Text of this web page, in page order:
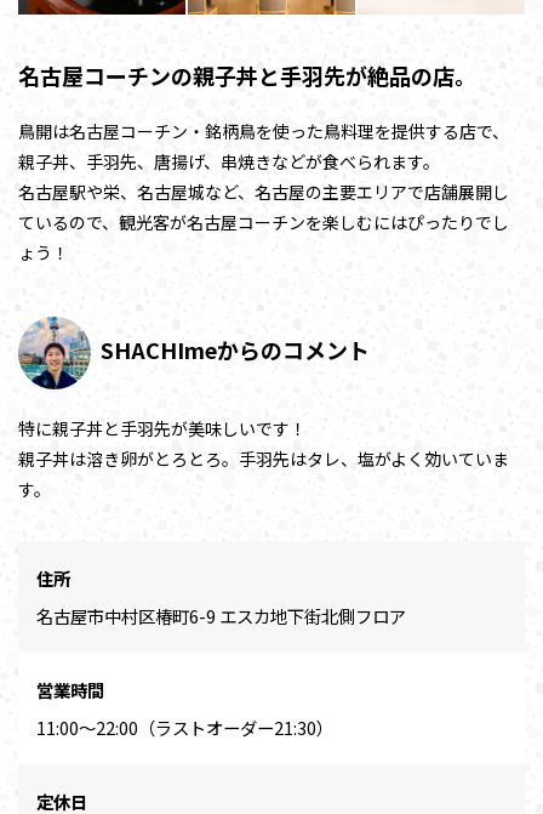
名古屋コーチンの親子丼と手羽先が絶品の店。
鳥開は名古屋コーチン・銘柄鳥を使った鳥料理を提供する店で、
親子丼、手羽先、唐揚げ、串焼きなどが食べられます。
名古屋駅や栄、名古屋城など、名古屋の主要エリアで店舗展開し
ているので、観光客が名古屋コーチンを楽しむにはぴったりでし
ょう！
SHACHImeからのコメント
特に親子丼と手羽先が美味しいです！
親子丼は溶き卵がとろとろ。手羽先はタレ、塩がよく効いていま
す。
住所
名古屋市中村区椿町6-9 エスカ地下街北側フロア
営業時間
11:00～22:00（ラストオーダー21:30）
定休日